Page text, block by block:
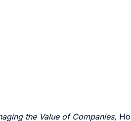
the Value of Companies,